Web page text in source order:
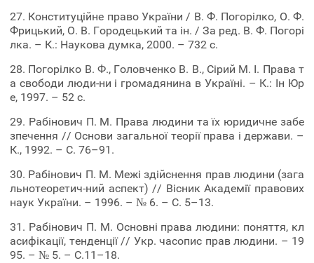
27. Конституційне право України / В. Ф. Погорілко, О. Ф.
Фрицький, О. В. Городецький та ін. / За ред. В. Ф. Погорі
лка. – К.: Наукова думка, 2000. – 732 с.
28. Погорілко В. Ф., Головченко В. В., Сірий М. І. Права т
а свободи люди-ни і громадянина в Україні. – К.: Ін Юр
е, 1997. – 52 с.
29. Рабінович П. М. Права людини та їх юридичне забе
зпечення // Основи загальної теорії права і держави. –
К., 1992. – С. 76–91.
30. Рабінович П. М. Межі здійснення прав людини (зага
льнотеоретич-ний аспект) // Вісник Академії правових
наук України. – 1996. – № 6. – С. 5–13.
31. Рабінович П. М. Основні права людини: поняття, кл
асифікації, тенденції // Укр. часопис прав людини. – 19
95. – № 5. – С.11–18.